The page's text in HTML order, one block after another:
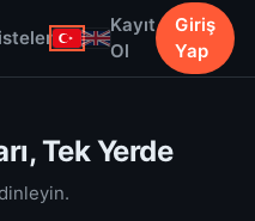
Kayıt
Ol
Giriş
Yap
Tek Yerde